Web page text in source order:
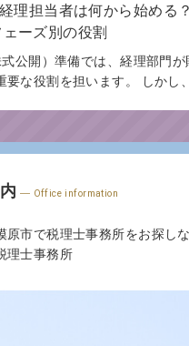
理担当者は何から始める
ーズ別の役割
式公開）準備では、経理部門
要な役割を担います。 しかし、
Office information
原市で税理士事務所をお探し
理士事務所